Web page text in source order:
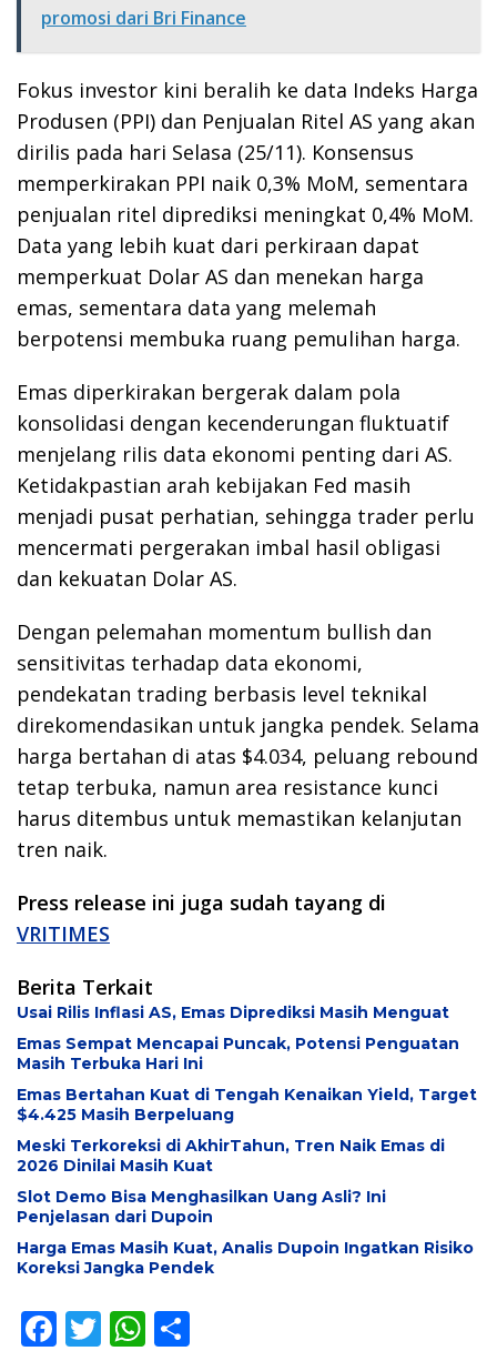
promosi dari Bri Finance
Fokus investor kini beralih ke data Indeks Harga
Produsen (PPI) dan Penjualan Ritel AS yang akan
dirilis pada hari Selasa (25/11). Konsensus
memperkirakan PPI naik 0,3% MoM, sementara
penjualan ritel diprediksi meningkat 0,4% MoM.
Data yang lebih kuat dari perkiraan dapat
memperkuat Dolar AS dan menekan harga
emas, sementara data yang melemah
berpotensi membuka ruang pemulihan harga.
Emas diperkirakan bergerak dalam pola
konsolidasi dengan kecenderungan fluktuatif
menjelang rilis data ekonomi penting dari AS.
Ketidakpastian arah kebijakan Fed masih
menjadi pusat perhatian, sehingga trader perlu
mencermati pergerakan imbal hasil obligasi
dan kekuatan Dolar AS.
Dengan pelemahan momentum bullish dan
sensitivitas terhadap data ekonomi,
pendekatan trading berbasis level teknikal
direkomendasikan untuk jangka pendek. Selama
harga bertahan di atas $4.034, peluang rebound
tetap terbuka, namun area resistance kunci
harus ditembus untuk memastikan kelanjutan
tren naik.
Press release ini juga sudah tayang di
VRITIMES
Berita Terkait
Usai Rilis Inflasi AS, Emas Diprediksi Masih Menguat
Emas Sempat Mencapai Puncak, Potensi Penguatan
Masih Terbuka Hari Ini
Emas Bertahan Kuat di Tengah Kenaikan Yield, Target
$4.425 Masih Berpeluang
Meski Terkoreksi di AkhirTahun, Tren Naik Emas di
2026 Dinilai Masih Kuat
Slot Demo Bisa Menghasilkan Uang Asli? Ini
Penjelasan dari Dupoin
Harga Emas Masih Kuat, Analis Dupoin Ingatkan Risiko
Koreksi Jangka Pendek
F T W